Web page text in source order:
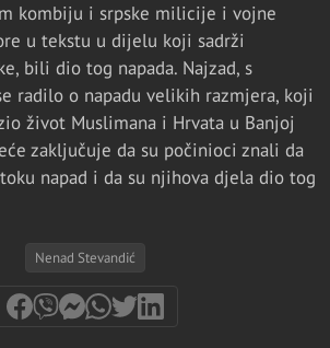
kombiju i srpske milicije i vojne
u tekstu u dijelu koji sadrži
bili dio tog napada. Najzad, s
radilo o napadu velikih razmjera, koji
život Muslimana i Hrvata u Banjoj
zaključuje da su počinioci znali da
napad i da su njihova djela dio tog
Nenad Stevandić